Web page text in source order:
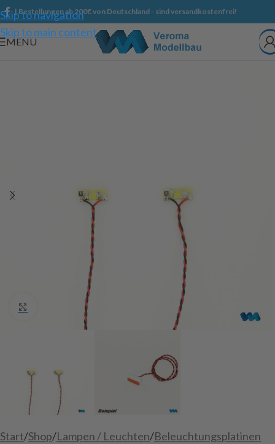
Skip to navigation
Skip to main content
| Bestellungen ab 200€ von Deutschland - sind versandkostenfrei!
MENU
Click to enlarge
Start/Shop/Lampen / Leuchten/Beleuchtungsplatinen